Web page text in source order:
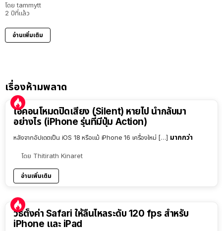
โดย tammytt
2 ปีที่แล้ว
อ่านเพิ่มเติม
เรื่องห้ามพลาด
ไอคอนโหมดปิดเสียง (Silent) หายไป นำกลับมา
อย่างไร (iPhone รุ่นที่มีปุ่ม Action)
หลังจากอัปเดตเป็น iOS 18 หรือแม้ iPhone 16 เครื่องใหม่ […] มากกว่า
โดย Thitirath Kinaret
อ่านเพิ่มเติม
วิธีตั้งค่า Safari ให้ลื่นไหลระดับ 120 fps สำหรับ
iPhone และ iPad